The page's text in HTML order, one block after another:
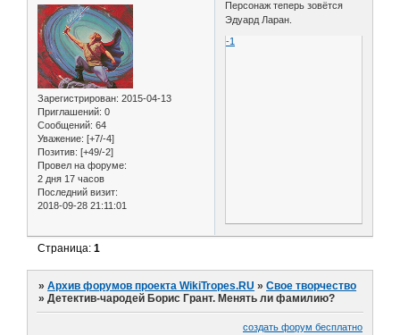
Зарегистрирован: 2015-04-13
Приглашений: 0
Сообщений: 64
Уважение: [+7/-4]
Позитив: [+49/-2]
Провел на форуме:
2 дня 17 часов
Последний визит:
2018-09-28 21:11:01
Персонаж теперь зовётся
Эдуард Ларан.
-1
Страница:1
»Архив форумов проекта WikiTropes.RU »Свое творчество
»Детектив-чародей Борис Грант. Менять ли фамилию?
создать форум бесплатно